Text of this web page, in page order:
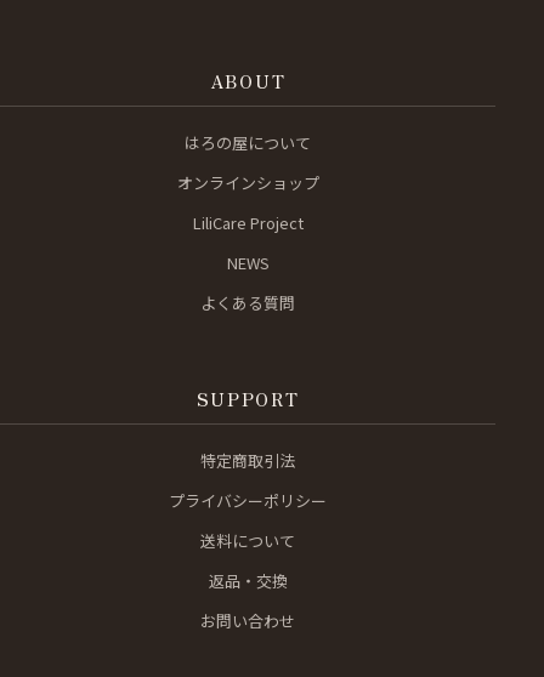
ABOUT
はろの屋について
オンラインショップ
LiliCare Project
NEWS
よくある質問
SUPPORT
特定商取引法
プライバシーポリシー
送料について
返品・交換
お問い合わせ